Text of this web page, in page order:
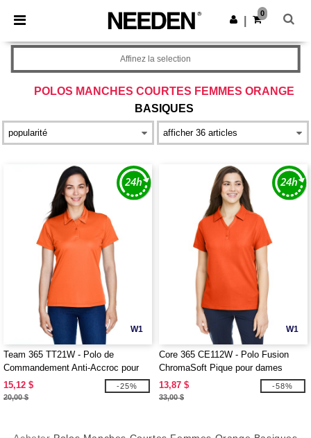
× Appli Needen
Meilleurs prix sur l’app !
Obtenir l'appli
0
POLOS MANCHES COURTES FEMMES ORANGE
BASIQUES
Affinez la selection
W1
Team 365 TT21W - Polo de
Commandement Anti-Accroc pour
Femmes
15,12 $
20,00 $
-25%
W1
Core 365 CE112W - Polo Fusion
ChromaSoft Pique pour dames
13,87 $
33,00 $
-58%